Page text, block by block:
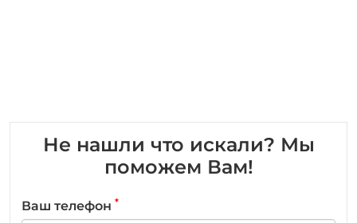
Не нашли что искали? Мы
поможем Вам!
Ваш телефон *